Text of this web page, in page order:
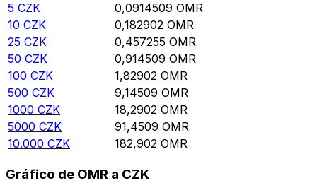
5 CZK 0,0914509 OMR
10 CZK 0,182902 OMR
25 CZK 0,457255 OMR
50 CZK 0,914509 OMR
100 CZK 1,82902 OMR
500 CZK 9,14509 OMR
1000 CZK 18,2902 OMR
5000 CZK 91,4509 OMR
10.000 CZK 182,902 OMR
Gráfico de OMR a CZK